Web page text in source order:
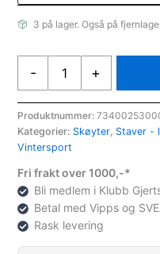
3 på lager. Også på
-
Nettopris
antall
+
Produktnummer:
Kategorier: Skøyter, Staver -
Vintersport
Fri frakt over 1000,-*
Bli medlem i Klubb
Betal med Vipps og
Rask levering